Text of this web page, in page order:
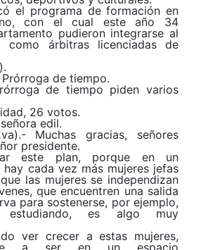
el programa de formación en
con el cual este año 34
pudieron integrarse al
como árbitras licenciadas de
Prórroga de tiempo.
de tiempo piden varios
26 votos.
edil.
Muchas gracias, señores
presidente.
este plan, porque en un
cada vez más mujeres jefas
las mujeres se independizan
que encuentren una salida
para sostenerse, por ejemplo,
estudiando, es algo muy
ver crecer a estas mujeres,
a ser en un espacio